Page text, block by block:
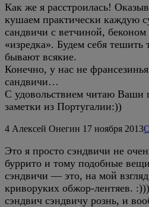
Как же я расстроилась!
кушаем практически каждую
сандвичи с ветчиной,
«изредка». Будем себя тешить
бывают всякие.
Конечно, у нас не
сандвичи…
С удовольствием читаю Ваши
заметки из Португалии:))
4 Алексей Онегин 17 ноября 2013
Это я просто сэндвичи не
буррито и тому подобные
сэндвичи — это, на мой
криворуких обжор-лентяев.
сэндвич сэндвичу рознь, и